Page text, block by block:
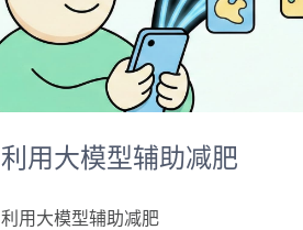
利用大模型辅助减肥
利用大模型辅助减肥